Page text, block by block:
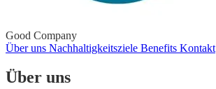
Good Company
Über uns Nachhaltigkeitsziele Benefits Kontakt
Über uns